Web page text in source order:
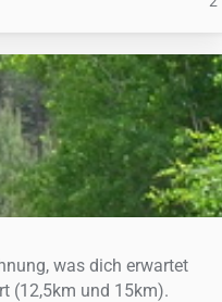
was dich erwartet
(12,5km und 15km).